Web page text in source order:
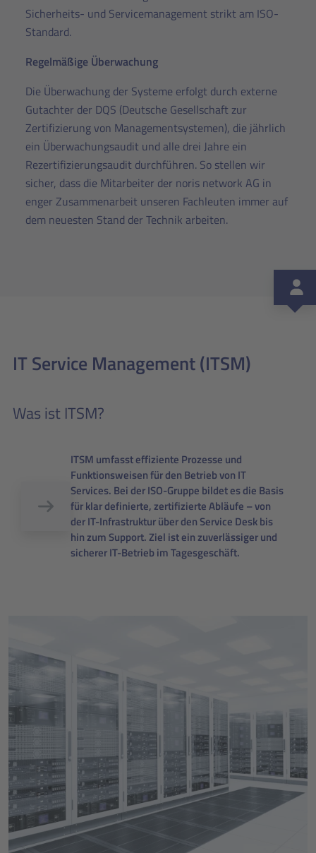
Sicherheits- und Servicemanagement strikt am ISO-
Standard.
Regelmäßige Überwachung
Die Überwachung der Systeme erfolgt durch externe
Gutachter der DQS (Deutsche Gesellschaft zur
Zertifizierung von Managementsystemen), die jährlich
ein Überwachungsaudit und alle drei Jahre ein
Rezertifizierungsaudit durchführen. So stellen wir
sicher, dass die Mitarbeiter der noris network AG in
enger Zusammenarbeit unseren Fachleuten immer auf
dem neuesten Stand der Technik arbeiten.
IT Service Management (ITSM)
Was ist ITSM?
ITSM umfasst effiziente Prozesse und
Funktionsweisen für den Betrieb von IT
Services. Bei der ISO-Gruppe bildet es die Basis
für klar definierte, zertifizierte Abläufe – von
der IT-Infrastruktur über den Service Desk bis
hin zum Support. Ziel ist ein zuverlässiger und
sicherer IT-Betrieb im Tagesgeschäft.